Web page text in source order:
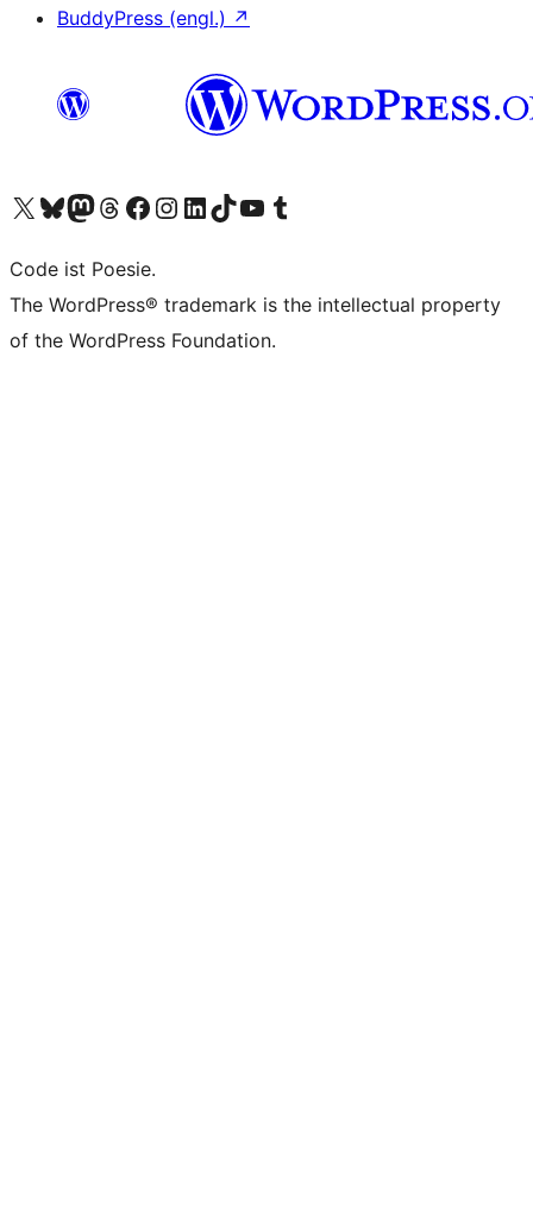
BuddyPress (engl.) ↗
Das X-Konto (früher Twitter) von WordPress.org besuchen
Das Bluesky-Konto von WordPress.org besuchen
Das Mastodon-Konto von WordPress.org besuchen
Das Threads-Konto von WordPress.org besuchen
Die Facebook-Seite von WordPress.org besuchen
Das Instagram-Konto von WordPress.org besuchen
Das LinkedIn-Konto von WordPress.org besuchen
Das TikTok-Konto von WordPress.org besuchen
Den YouTube-Kanal von WordPress.org besuchen
Das Tumblr-Konto von WordPress.org besuchen
Code ist Poesie.
The WordPress® trademark is the intellectual property
of the WordPress Foundation.